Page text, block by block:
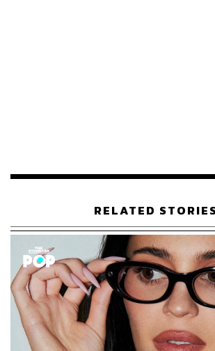
ตอบแทนจะมากเพียงใดจากการทุ่มเงินที่อ
หลายคนอาจไม่เห็นด้วยกับการลงทุนครั้งนี้
ความอดทน (ของนักลงทุน) และฉันคิดว่า
กับเราจะได้รับรางวัล”
ยักษ์โซเซียลกำลังต่อสู้กับทั้งการใช้จ่ายขอ
หดตัว เนื่องจากความไม่แน่นอนทางเศรษ
เปลี่ยนแปลงนโยบายความเป็นส่วนตัวของ
โฆษณาโซเชียลมีเดียทั้งหมดมีประสิทธิภา
RELATED